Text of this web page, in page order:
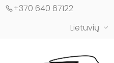
+370 640 67122
Lietuvių